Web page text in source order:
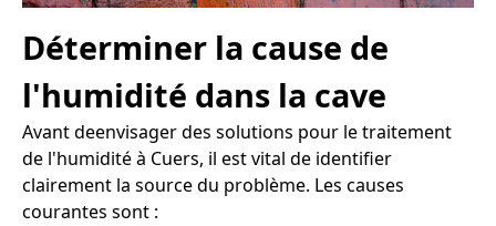
Déterminer la cause de
l'humidité dans la cave
Avant deenvisager des solutions pour le traitement
de l'humidité à Cuers, il est vital de identifier
clairement la source du problème. Les causes
courantes sont :